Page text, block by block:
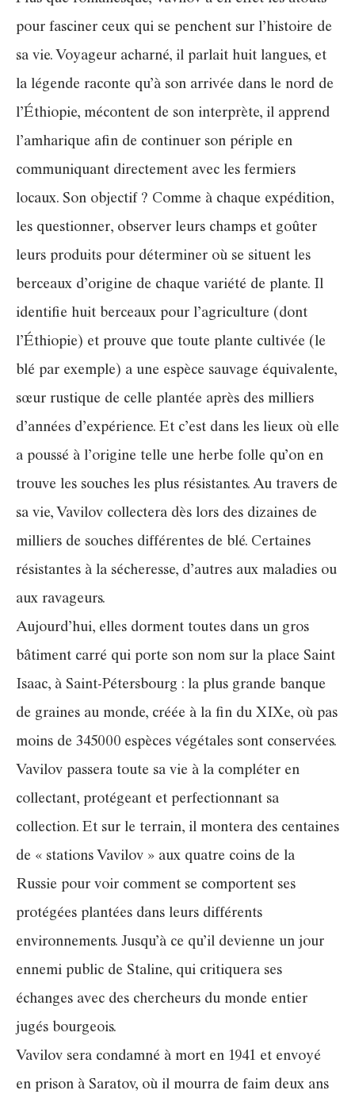
pour fasciner ceux qui se penchent sur l’histoire de
sa vie. Voyageur acharné, il parlait huit langues, et
la légende raconte qu’à son arrivée dans le nord de
l’Éthiopie, mécontent de son interprète, il apprend
l’amharique afin de continuer son périple en
communiquant directement avec les fermiers
locaux. Son objectif ? Comme à chaque expédition,
les questionner, observer leurs champs et goûter
leurs produits pour déterminer où se situent les
berceaux d’origine de chaque variété de plante. Il
identifie huit berceaux pour l’agriculture (dont
l’Éthiopie) et prouve que toute plante cultivée (le
blé par exemple) a une espèce sauvage équivalente,
sœur rustique de celle plantée après des milliers
d’années d’expérience. Et c’est dans les lieux où elle
a poussé à l’origine telle une herbe folle qu’on en
trouve les souches les plus résistantes. Au travers de
sa vie, Vavilov collectera dès lors des dizaines de
milliers de souches différentes de blé. Certaines
résistantes à la sécheresse, d’autres aux maladies ou
aux ravageurs.
Aujourd’hui, elles dorment toutes dans un gros
bâtiment carré qui porte son nom sur la place Saint
Isaac, à Saint-Pétersbourg : la plus grande banque
de graines au monde, créée à la fin du XIXe, où pas
moins de 345000 espèces végétales sont conservées.
Vavilov passera toute sa vie à la compléter en
collectant, protégeant et perfectionnant sa
collection. Et sur le terrain, il montera des centaines
de « stations Vavilov » aux quatre coins de la
Russie pour voir comment se comportent ses
protégées plantées dans leurs différents
environnements. Jusqu’à ce qu’il devienne un jour
ennemi public de Staline, qui critiquera ses
échanges avec des chercheurs du monde entier
jugés bourgeois.
Vavilov sera condamné à mort en 1941 et envoyé
en prison à Saratov, où il mourra de faim deux ans